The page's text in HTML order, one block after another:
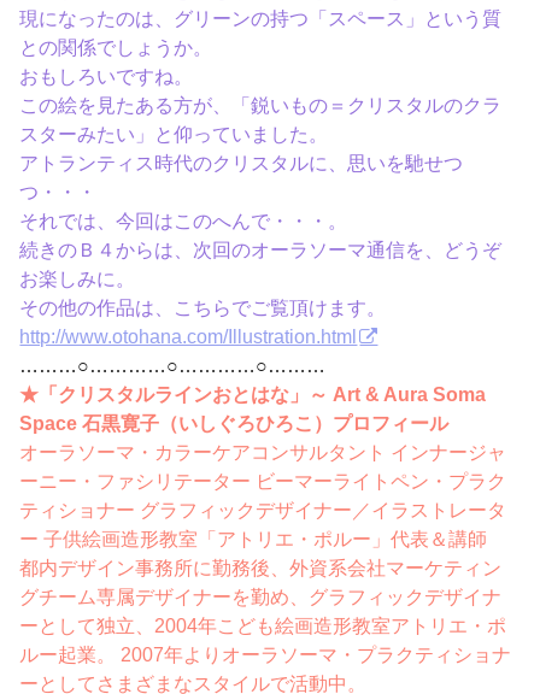
現になったのは、グリーンの持つ「スペース」という質
との関係でしょうか。
おもしろいですね。
この絵を見たある方が、「鋭いもの＝クリスタルのクラ
スターみたい」と仰っていました。
アトランティス時代のクリスタルに、思いを馳せつ
つ・・・
それでは、今回はこのへんで・・・。
続きのＢ４からは、次回のオーラソーマ通信を、どうぞ
お楽しみに。
その他の作品は、こちらでご覧頂けます。
http://www.otohana.com/Illustration.html
………○…………○…………○………
★「クリスタルラインおとはな」～ Art & Aura Soma
Space 石黒寛子（いしぐろひろこ）プロフィール
オーラソーマ・カラーケアコンサルタント インナージャ
ーニー・ファシリテーター ビーマーライトペン・プラク
ティショナー グラフィックデザイナー／イラストレータ
ー 子供絵画造形教室「アトリエ・ポルー」代表＆講師
都内デザイン事務所に勤務後、外資系会社マーケティン
グチーム専属デザイナーを勤め、グラフィックデザイナ
ーとして独立、2004年こども絵画造形教室アトリエ・ポ
ルー起業。 2007年よりオーラソーマ・プラクティショナ
ーとしてさまざまなスタイルで活動中。